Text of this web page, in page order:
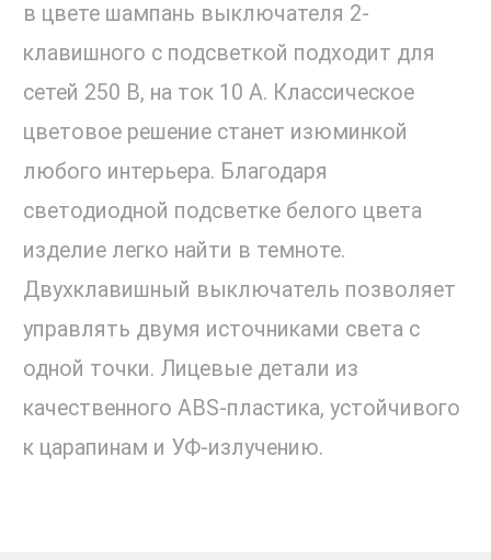
в цвете шампань выключателя 2-
клавишного c подсветкой подходит для
сетей 250 В, на ток 10 А. Классическое
цветовое решение станет изюминкой
любого интерьера. Благодаря
светодиодной подсветке белого цвета
изделие легко найти в темноте.
Двухклавишный выключатель позволяет
управлять двумя источниками света с
одной точки. Лицевые детали из
качественного ABS-пластика, устойчивого
к царапинам и УФ-излучению.